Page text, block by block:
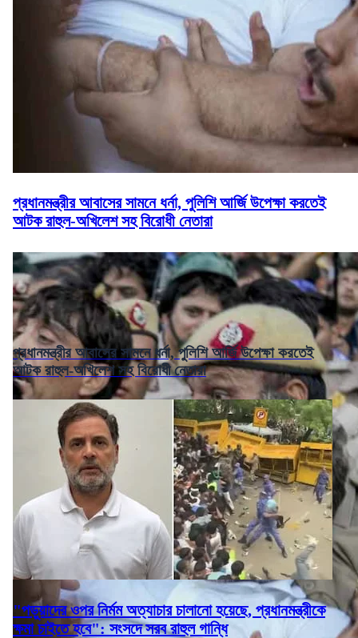
প্রধানমন্ত্রীর আবাসের সামনে ধর্না, পুলিশি আর্জি উপেক্ষা করতেই
আটক রাহুল-অখিলেশ সহ বিরোধী নেতারা
প্রধানমন্ত্রীর আবাসের সামনে ধর্না, পুলিশি আর্জি উপেক্ষা করতেই
আটক রাহুল-অখিলেশ সহ বিরোধী নেতারা
"পড়ুয়াদের ওপর নির্মম অত্যাচার চালানো হয়েছে, প্রধানমন্ত্রীকে
ক্ষমা চাইতে হবে": সংসদে সরব রাহুল গান্ধি